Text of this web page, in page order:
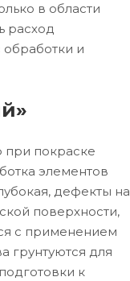
в области
расход
обработки и
покраске
элементов
дефекты на
поверхности,
с применением
грунтуются для
к